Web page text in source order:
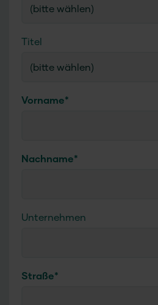
(bitte wählen)
Titel
(bitte wählen)
Vorname*
Nachname*
Unternehmen
Straße*